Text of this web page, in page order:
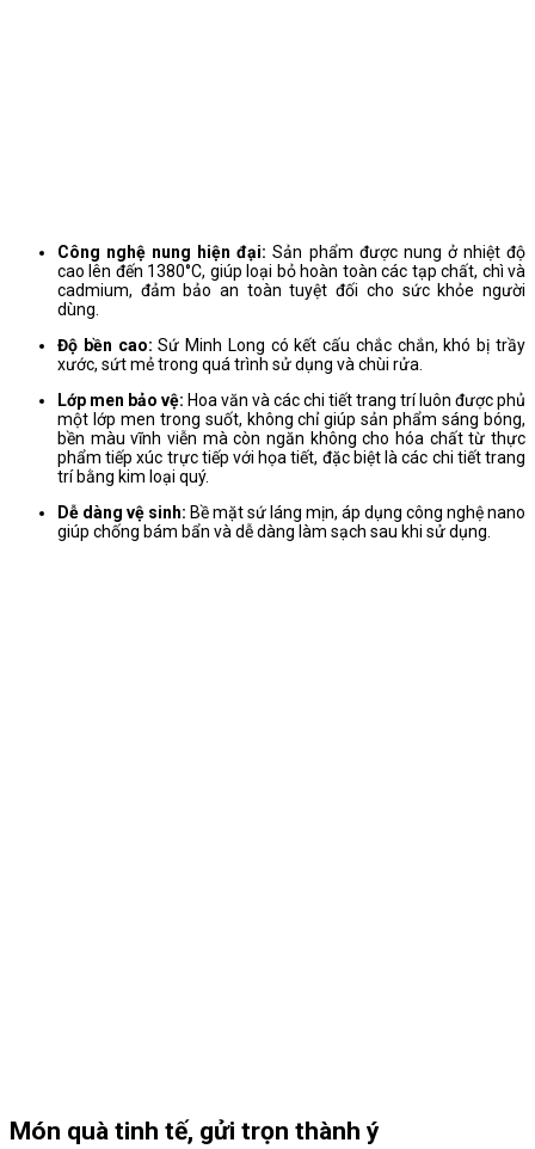
Công nghệ nung hiện đại: Sản phẩm được nung ở nhiệt độ
cao lên đến 1380°C, giúp loại bỏ hoàn toàn các tạp chất, chì và
cadmium, đảm bảo an toàn tuyệt đối cho sức khỏe người
dùng.
Độ bền cao: Sứ Minh Long có kết cấu chắc chắn, khó bị trầy
xước, sứt mẻ trong quá trình sử dụng và chùi rửa.
Lớp men bảo vệ: Hoa văn và các chi tiết trang trí luôn được phủ
một lớp men trong suốt, không chỉ giúp sản phẩm sáng bóng,
bền màu vĩnh viễn mà còn ngăn không cho hóa chất từ thực
phẩm tiếp xúc trực tiếp với họa tiết, đặc biệt là các chi tiết trang
trí bằng kim loại quý.
Dễ dàng vệ sinh: Bề mặt sứ láng mịn, áp dụng công nghệ nano
giúp chống bám bẩn và dễ dàng làm sạch sau khi sử dụng.
Món quà tinh tế, gửi trọn thành ý